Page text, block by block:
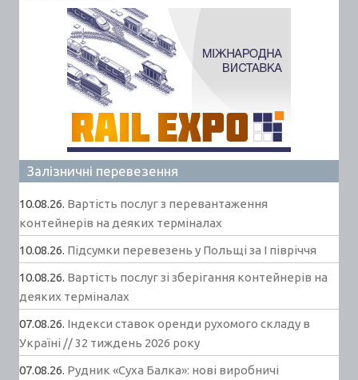
Залізничні перевезення
10.08.26. Вартість послуг з перевантаження
контейнерів на деяких терміналах
10.08.26. Підсумки перевезень у Польщі за І півріччя
10.08.26. Вартість послуг зі зберігання контейнерів на
деяких терміналах
07.08.26. Індекси ставок оренди рухомого складу в
Україні // 32 тиждень 2026 року
07.08.26. Рудник «Суха Балка»: нові виробничі